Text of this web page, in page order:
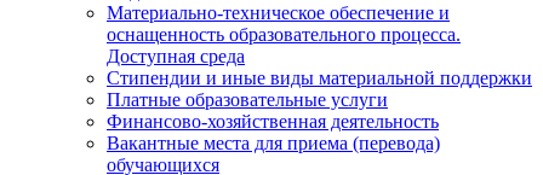
Материально-техническое обеспечение и
оснащенность образовательного процесса.
Доступная среда
Стипендии и иные виды материальной поддержки
Платные образовательные услуги
Финансово-хозяйственная деятельность
Вакантные места для приема (перевода)
обучающихся